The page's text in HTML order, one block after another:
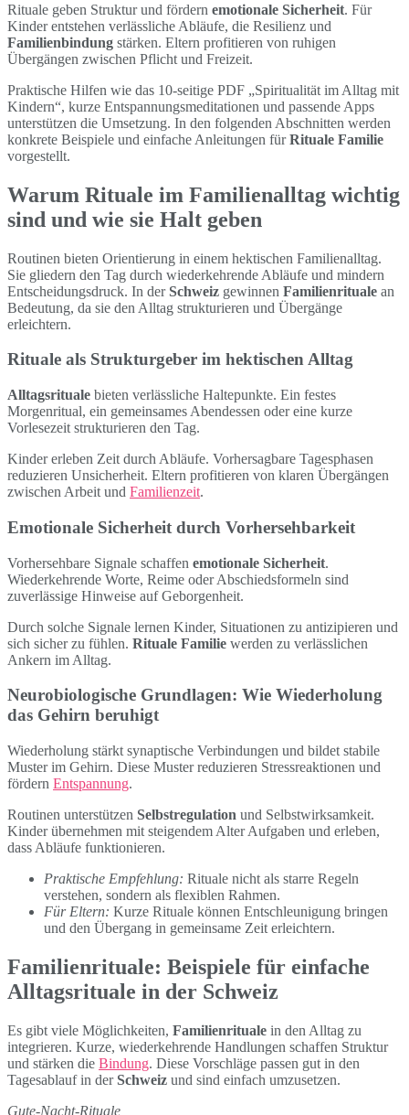
Rituale geben Struktur und fördern emotionale Sicherheit. Für
Kinder entstehen verlässliche Abläufe, die Resilienz und
Familienbindung stärken. Eltern profitieren von ruhigen
Übergängen zwischen Pflicht und Freizeit.
Praktische Hilfen wie das 10-seitige PDF „Spiritualität im Alltag mit
Kindern“, kurze Entspannungsmeditationen und passende Apps
unterstützen die Umsetzung. In den folgenden Abschnitten werden
konkrete Beispiele und einfache Anleitungen fürRituale Familie
vorgestellt.
Warum Rituale im Familienalltag wichtig
sind und wie sie Halt geben
Routinen bieten Orientierung in einem hektischen Familienalltag.
Sie gliedern den Tag durch wiederkehrende Abläufe und mindern
Entscheidungsdruck. In derSchweiz gewinnen Familienrituale an
Bedeutung, da sie den Alltag strukturieren und Übergänge
erleichtern.
Rituale als Strukturgeber im hektischen Alltag
Alltagsrituale bieten verlässliche Haltepunkte. Ein festes
Morgenritual, ein gemeinsames Abendessen oder eine kurze
Vorlesezeit strukturieren den Tag.
Kinder erleben Zeit durch Abläufe. Vorhersagbare Tagesphasen
reduzieren Unsicherheit. Eltern profitieren von klaren Übergängen
zwischen Arbeit und Familienzeit.
Emotionale Sicherheit durch Vorhersehbarkeit
Vorhersehbare Signale schaffen emotionale Sicherheit.
Wiederkehrende Worte, Reime oder Abschiedsformeln sind
zuverlässige Hinweise auf Geborgenheit.
Durch solche Signale lernen Kinder, Situationen zu antizipieren und
sich sicher zu fühlen. Rituale Familie werden zu verlässlichen
Ankern im Alltag.
Neurobiologische Grundlagen: Wie Wiederholung
das Gehirn beruhigt
Wiederholung stärkt synaptische Verbindungen und bildet stabile
Muster im Gehirn. Diese Muster reduzieren Stressreaktionen und
fördern Entspannung.
Routinen unterstützen Selbstregulation und Selbstwirksamkeit.
Kinder übernehmen mit steigendem Alter Aufgaben und erleben,
dass Abläufe funktionieren.
Praktische Empfehlung: Rituale nicht als starre Regeln
verstehen, sondern als flexiblen Rahmen.
Für Eltern: Kurze Rituale können Entschleunigung bringen
und den Übergang in gemeinsame Zeit erleichtern.
Familienrituale: Beispiele für einfache
Alltagsrituale in der Schweiz
Es gibt viele Möglichkeiten, Familienrituale in den Alltag zu
integrieren. Kurze, wiederkehrende Handlungen schaffen Struktur
und stärken die Bindung. Diese Vorschläge passen gut in den
Tagesablauf in derSchweiz und sind einfach umzusetzen.
Gute-Nacht-Rituale